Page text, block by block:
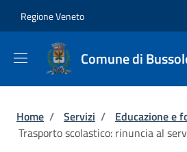
Regione Veneto
Comune di
Briciole di pane
Home / Servizi / Educazione e
Trasporto scolastico: rinuncia al